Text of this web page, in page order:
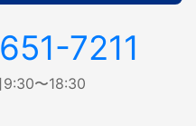
7211
9:30〜18:30